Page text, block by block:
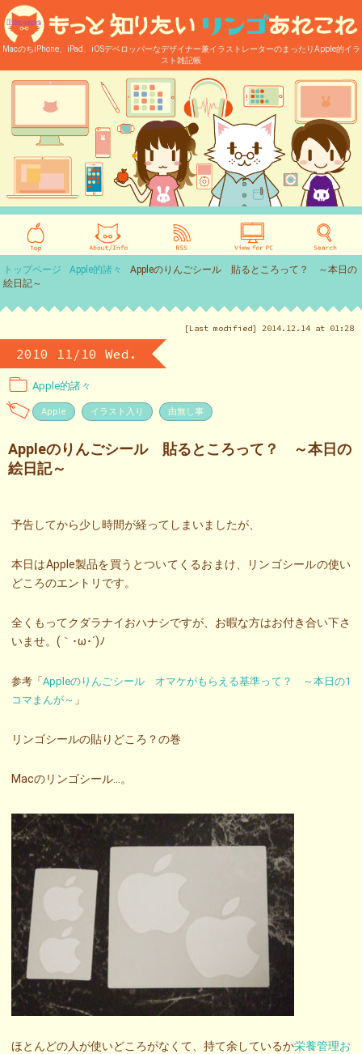
MacのちiPhone、iPad、iOSデベロッパーなデザイナー兼イラストレーターのまったりApple的イラ
スト雑記帳
トップページ Apple的諸々
Appleのりんごシール 貼るところって？ ～本日の
絵日記～
[Last modified] 2014.12.14 at 01:28
2010 11/10 Wed.
Apple的諸々
Apple イラスト入り 由無し事
Appleのりんごシール 貼るところって？ ～本日の
絵日記～
予告してから少し時間が経ってしまいましたが、
本日はApple製品を買うとついてくるおまけ、リンゴシールの使い
どころのエントリです。
全くもってクダラナイおハナシですが、お暇な方はお付き合い下さ
いませ。(｀･ω･´)ﾉ
参考「Appleのりんごシール オマケがもらえる基準って？ ～本日の1
コマまんが～ 」
リンゴシールの貼りどころ？の巻
Macのリンゴシール…。
ほとんどの人が使いどころがなくて、持て余しているか栄養管理お